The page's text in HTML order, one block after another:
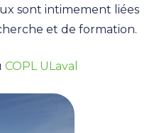
sont intimement liées
et de formation.
COPL ULaval